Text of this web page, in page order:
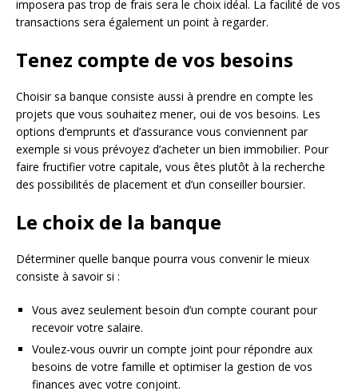
imposera pas trop de frais sera le choix idéal. La facilité de vos
transactions sera également un point à regarder.
Tenez compte de vos besoins
Choisir sa banque consiste aussi à prendre en compte les
projets que vous souhaitez mener, oui de vos besoins. Les
options d’emprunts et d’assurance vous conviennent par
exemple si vous prévoyez d’acheter un bien immobilier. Pour
faire fructifier votre capitale, vous êtes plutôt à la recherche
des possibilités de placement et d’un conseiller boursier.
Le choix de la banque
Déterminer quelle banque pourra vous convenir le mieux
consiste à savoir si :
Vous avez seulement besoin d’un compte courant pour
recevoir votre salaire.
Voulez-vous ouvrir un compte joint pour répondre aux
besoins de votre famille et optimiser la gestion de vos
finances avec votre conjoint.